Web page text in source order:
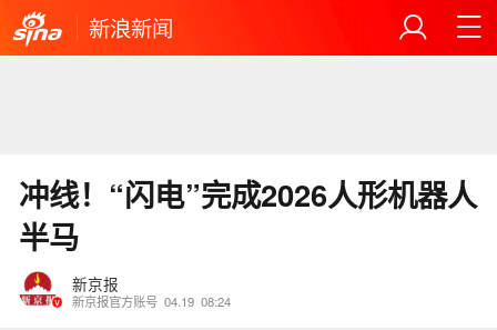
新浪新闻
冲线！“闪电”完成2026人形机器人
半马
新京报
新京报官方账号 04.19 08:24